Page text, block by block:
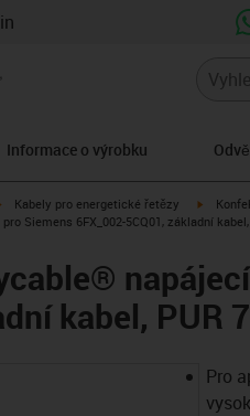
Informace o výrobku
right
igus-icon-arrow-right
Kabely pro energetické řetězy igus-
Siemens 6FX_002-5CQ01, základní kabel,
kabel, PUR
Pro